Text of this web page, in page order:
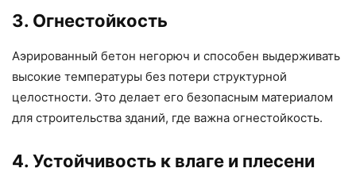
3. Огнестойкость
Аэрированный бетон негорюч и способен выдерживать
высокие температуры без потери структурной
целостности. Это делает его безопасным материалом
для строительства зданий, где важна огнестойкость.
4. Устойчивость к влаге и плесени